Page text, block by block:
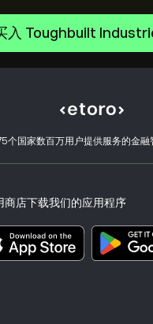
入 Toughbuilt
个国家数百万用户提供服务的金融
商店下载我们的应用程序
简介
理由
客户）